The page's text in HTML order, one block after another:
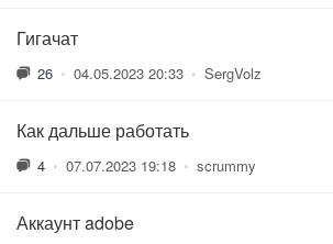
Гигачат
26 • 04.05.2023 20:33 • SergVolz
Как дальше работать
4 • 07.07.2023 19:18 • scrummy
Аккаунт adobe